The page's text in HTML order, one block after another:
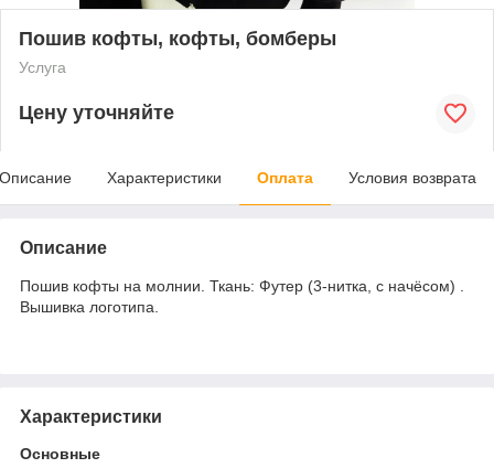
Пошив кофты, кофты, бомберы
Услуга
Цену уточняйте
Описание Характеристики Оплата Условия возврата
Описание
Пошив кофты на молнии. Ткань: Футер (3-нитка, с начёсом) .
Вышивка логотипа.
Характеристики
Основные